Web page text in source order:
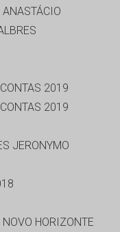
2019
2019
JERONYMO
HORIZONTE